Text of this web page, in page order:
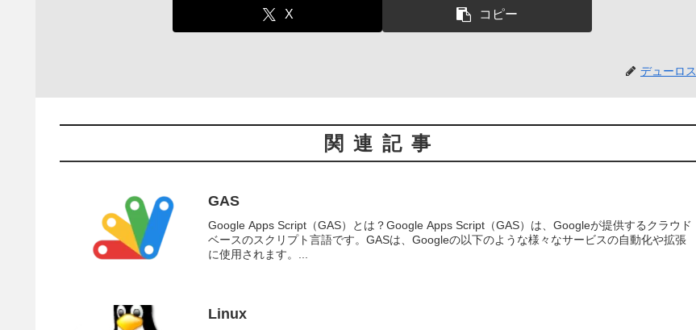
X コピー
デューロス
関連記事
GAS
Google Apps Script（GAS）とは？Google Apps Script（GAS）は、Googleが提供するクラウド
ベースのスクリプト言語です。GASは、Googleの以下のような様々なサービスの自動化や拡張
に使用されます。...
Linux